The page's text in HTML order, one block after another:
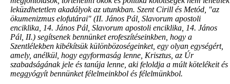
leküzdhetetlen akadályok az utunkban. Szent Cirill és Metód, "az
ökumenizmus elofutárai" (II. János Pál, Slavorum apostoli
enciklika, 14. János Pál, Slavorum apostoli enciklika, 14. János
Pál, II.) segítsenek bennünket erofeszítéseinkben, hogy a
Szentlélekben kibékítsük különbözoségeinket, egy olyan egységért,
amely, anélkül, hogy egyformaság lenne, Krisztus, az Úr
szabadságának jele és tanúja lenne, aki feloldja a múlt kötelékeit és
meggyógyít bennünket félelmeinkbol és félelmünkbol.